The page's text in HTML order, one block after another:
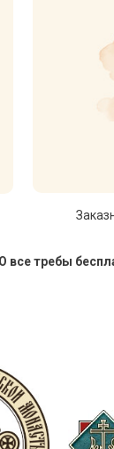
все требы